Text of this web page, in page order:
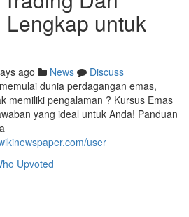
Lengkap untuk
ago News
Discuss
dunia perdagangan emas,
memiliki pengalaman ? Kursus Emas
yang ideal untuk Anda! Panduan
user
Upvoted